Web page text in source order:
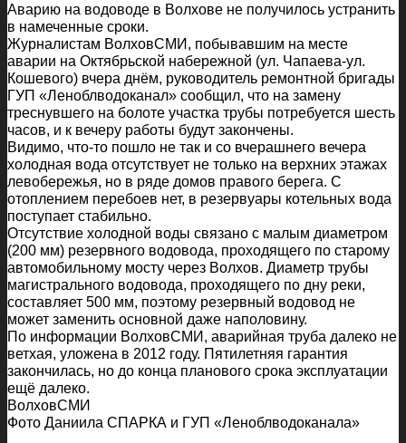
Аварию на водоводе в Волхове не получилось устранить
в намеченные сроки.
Журналистам ВолховСМИ, побывавшим на месте
аварии на Октябрьской набережной (ул. Чапаева-ул.
Кошевого) вчера днём, руководитель ремонтной бригады
ГУП «Леноблводоканал» сообщил, что на замену
треснувшего на болоте участка трубы потребуется шесть
часов, и к вечеру работы будут закончены.
Видимо, что-то пошло не так и со вчерашнего вечера
холодная вода отсутствует не только на верхних этажах
левобережья, но в ряде домов правого берега. С
отоплением перебоев нет, в резервуары котельных вода
поступает стабильно.
Отсутствие холодной воды связано с малым диаметром
(200 мм) резервного водовода, проходящего по старому
автомобильному мосту через Волхов. Диаметр трубы
магистрального водовода, проходящего по дну реки,
составляет 500 мм, поэтому резервный водовод не
может заменить основной даже наполовину.
По информации ВолховСМИ, аварийная труба далеко не
ветхая, уложена в 2012 году. Пятилетняя гарантия
закончилась, но до конца планового срока эксплуатации
ещё далеко.
ВолховСМИ
Фото Даниила СПАРКА и ГУП «Леноблводоканала»